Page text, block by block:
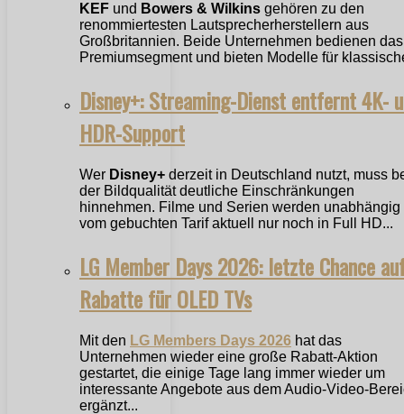
KEF und Bowers & Wilkins gehören zu den
renommiertesten Lautsprecherherstellern aus
Großbritannien. Beide Unternehmen bedienen das
Premiumsegment und bieten Modelle für
Disney+: Streaming-Dienst entfernt 4K-
HDR-Support
Wer Disney+ derzeit in Deutschland nutzt, muss
der Bildqualität deutliche Einschränkungen
hinnehmen. Filme und Serien werden unabhängig
vom gebuchten Tarif aktuell nur noch in Full HD...
LG Member Days 2026: letzte Chance
Rabatte für OLED TVs
Mit den LG Members Days 2026 hat das
Unternehmen wieder eine große Rabatt-Aktion
gestartet, die einige Tage lang immer wieder um
interessante Angebote aus dem Audio-Video-
ergänzt...